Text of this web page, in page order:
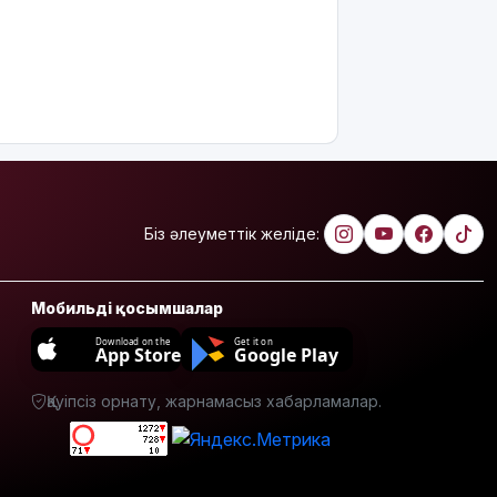
жасады
Тоқаев
Ардақ
Әмірқұловтың
отбасына
Біз әлеуметтік желіде:
Мобильді қосымшалар
Download on the
App Store
Get it on
Google Play
Қауіпсіз орнату, жарнамасыз хабарламалар.